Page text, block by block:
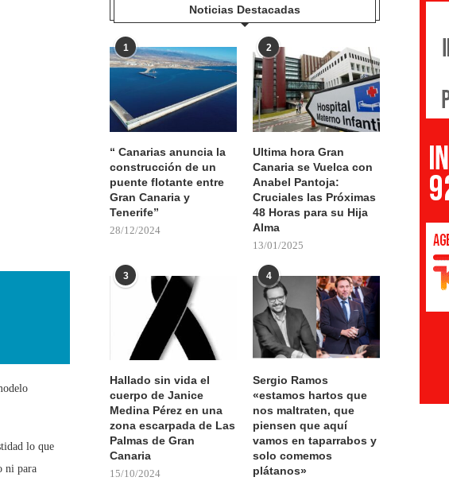
lo que
ni para
Noticias Destacadas
1
“ Canarias anuncia la
construcción de un
puente flotante entre
Gran Canaria y
Tenerife”
28/12/2024
2
Ultima hora Gran
Canaria se Vuelca con
Anabel Pantoja:
Cruciales las Próximas
48 Horas para su Hija
Alma
13/01/2025
3
Hallado sin vida el
cuerpo de Janice
Medina Pérez en una
zona escarpada de Las
Palmas de Gran
Canaria
15/10/2024
4
Sergio Ramos
«estamos hartos que
nos maltraten, que
piensen que aquí
vamos en taparrabos y
solo comemos
plátanos»